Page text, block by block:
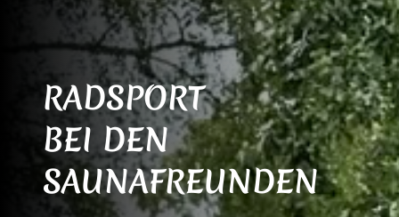
RADSPORT
BEI DEN
SAUNAFREUNDEN